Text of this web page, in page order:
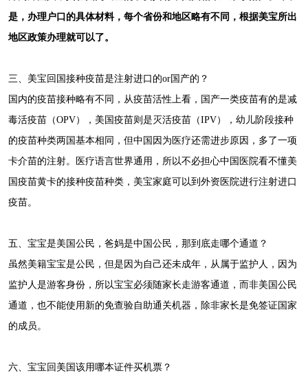
是，办理户口的具体材料，每个省份和地区略有不同，根据美宝所出
地区政策办理就可以了。
三、美宝回国接种疫苗是注射进口的or国产的？
国内的疫苗接种略有不同，从疫苗活性上看，国产一类疫苗有的是减
毒活疫苗（OPV），美国疫苗则是灭活疫苗（IPV），幼儿阶段接种
的疫苗种类两国基本相同，但中国因为医疗还需进步原因，多了一项
卡介苗的注射。医疗语言世界通用，所以不必担心中国医院看不懂美
国疫苗黄卡的接种疫苗种类，美宝家庭可以到外资医院进行注射进口
疫苗。
五、宝宝是美国公民，爸妈是中国公民，那到底走哪个通道？
虽然美籍宝宝是公民，但是因为自己还未成年，从属于监护人，因为
监护人是游客身份，所以宝宝必须随家长走游客通道，而非美国公民
通道，也不能使用新的免查验自助通关机器，除非家长是免签证国家
的成员。
六、宝宝回美国该用哪本证件买机票？